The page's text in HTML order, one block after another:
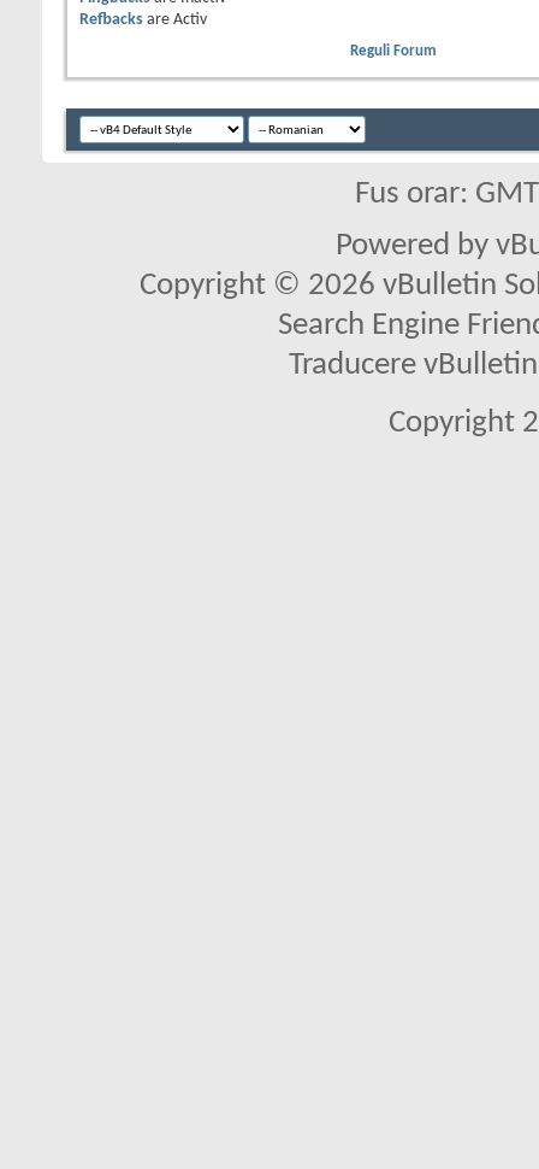
Refbacks are Activ
Reguli Forum
Fus orar:
Powered by
Copyright © 2026 vBulletin
Search Engine
Traducere
Copyright